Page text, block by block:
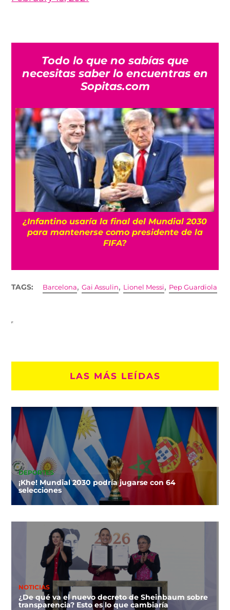
Todo lo que no sabías que
necesitas saber lo encuentras en
Sopitas.com
¿Infantino usaría la final del Mundial 2030
para mantenerse como presidente de la
FIFA?
TAGS: Barcelona,Gai Assulin, Lionel Messi, Pep Guardiola
LAS MÁS LEÍDAS
DEPORTES
¡Khe! Mundial 2030 podría jugarse con 64
selecciones
NOTICIAS
¿De qué va el nuevo decreto de Sheinbaum sobre
transparencia? Esto es lo que cambiaría